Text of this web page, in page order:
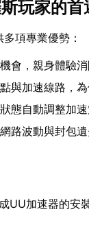
玩家的首
項專業優勢：
會，親身體驗
與加速線路，
態自動調整加
路波動與封包
UU加速器的安裝